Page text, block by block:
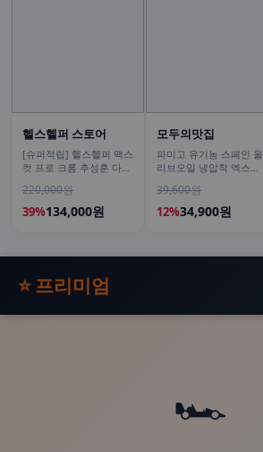
헬스헬퍼 스토어
[슈퍼적립] 헬스헬퍼 맥스
컷 프로 크롬 추성훈 다이
120캡슐, 4개
220,000원
39%134,000원
모두의맛집
파미고 유기농 스페인 올
리브오일 냉압착 엑스트
500ml, 2개
39,600원
12%34,900원
⭐ 프리미엄
🏎️